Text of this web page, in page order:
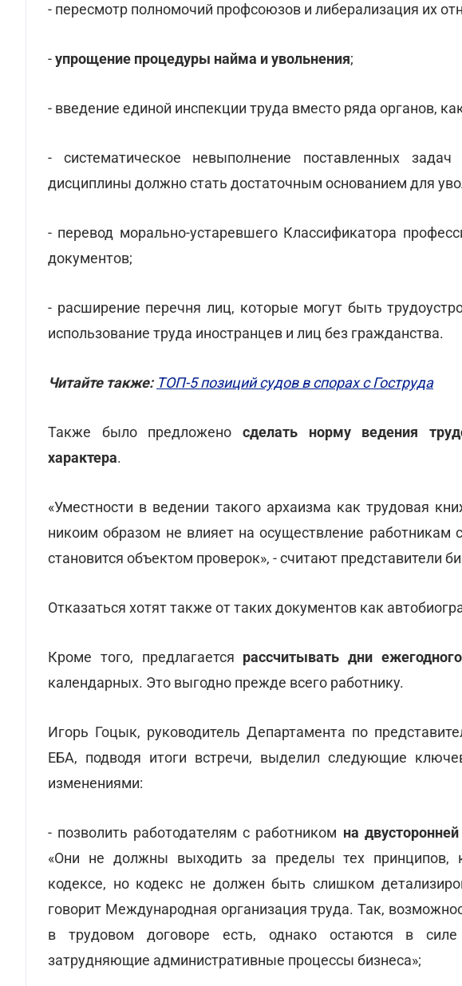
- пересмотр полномочий профсоюзов и либерализация их
-упрощение процедуры найма и увольнения;
- введение единой инспекции труда вместо ряда органов,
- систематическое невыполнение поставленных
дисциплины должно стать достаточным основанием для
- перевод морально-устаревшего Классификатора
документов;
- расширение перечня лиц, которые могут быть
использование труда иностранцев и лиц без гражданства.
Читайте также: ТОП-5 позиций судов в спорах с Гоструда
Также было предложено сделать норму ведения
характера.
«Уместности в ведении такого архаизма как трудовая
никоим образом не влияет на осуществление работникам
становится объектом проверок», - считают представители
Отказаться хотят также от таких документов как
Кроме того, предлагается рассчитывать дни
календарных. Это выгодно прежде всего работнику.
Игорь Гоцык, руководитель Департамента по
ЕБА, подводя итоги встречи, выделил следующие
изменениями:
- позволить работодателям с работником на
«Они не должны выходить за пределы тех принципов,
кодексе, но кодекс не должен быть слишком
говорит Международная организация труда. Так,
в трудовом договоре есть, однако остаются в
затрудняющие административные процессы бизнеса»;